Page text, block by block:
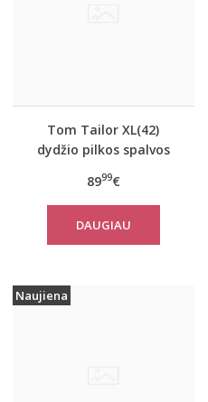
Tom Tailor XL(42)
dydžio pilkos spalvos
paltas Tom Tailor
10367
8999€
DAUGIAU
Naujiena